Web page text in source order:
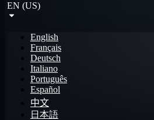
EN (US)
English
Français
Deutsch
Italiano
Português
Español
中文
日本語